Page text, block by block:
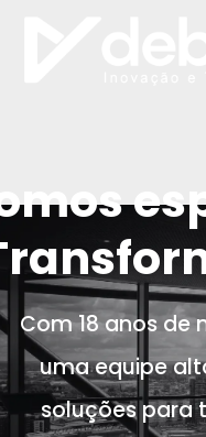
Com 18 anos
uma equipe
soluções para